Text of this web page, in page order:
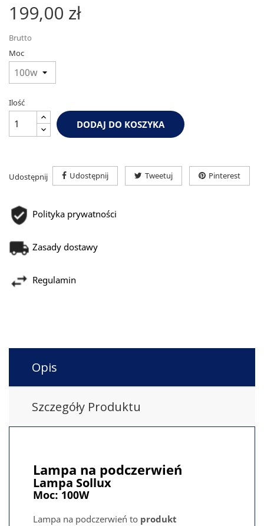
199,00 zł
Brutto
Moc
Ilość
DODAJ DO KOSZYKA
Udostępnij Udostępnij Tweetuj Pinterest
Polityka prywatności
Zasady dostawy
Regulamin
Opis
Szczegóły Produktu
Lampa na podczerwień
Lampa Sollux
Moc:100W
Lampa na podczerwień to produkt